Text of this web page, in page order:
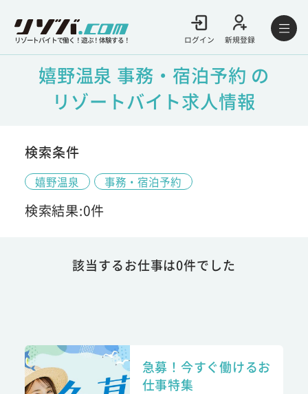
リゾートバイトで働く！遊ぶ！体験する！ ログイン 新規登録
嬉野温泉 事務・宿泊予約 の
リゾートバイト求人情報
検索条件
嬉野温泉 事務・宿泊予約
検索結果:0件
該当するお仕事は0件でした
急募！今すぐ働けるお
仕事特集